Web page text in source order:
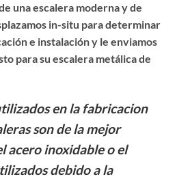
una escalera moderna y de
in-situ para determinar
e instalación y le enviamos
para su escalera metálica de
en la fabricacion
son de la mejor
acero inoxidable o el
debido a la